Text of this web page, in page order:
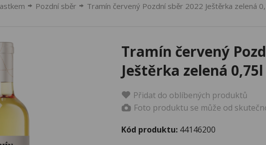
Pozdní sběr Tramín červený Pozdní sběr 2022 Ještěrka zelená
Tramín červený
Ještěrka zelená
Přidat do oblíbených produktů
Foto produktu se může od
Kód produktu: 44146200